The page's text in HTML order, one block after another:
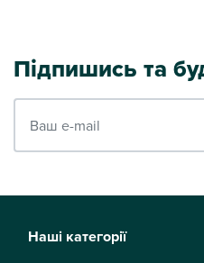
Підпишись та
Наші категорії